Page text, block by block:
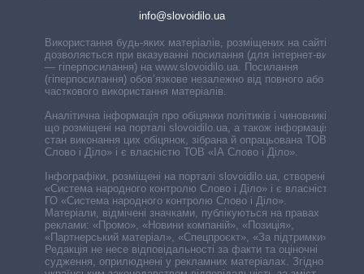
info@slovoidilo.ua
Використання будь-яких матеріалів, розміщених на сайті,
дозволяється при вказуванні посилання (для інтернет-видань
— гіперпосилання) на www.slovoidilo.ua. Посилання
(гіперпосилання) обов’язкове незалежно від повного або
часткового використання матеріалів.
Аналітична інформація про обіцянки політиків і чиновників,
що розміщені на порталі slovoidilo.ua, а також інформація про
стан виконання цих обіцянок, зібрана й опрацьована ТОВ «ІА
Слово і Діло» і є власністю ТОВ «ІА Слово і Діло».
Інфографіки, розміщені на порталі slovoidilo.ua, створені ГО
«Система народного контролю Слово і Діло» і є власністю
ГО «Система народного контролю Слово і Діло».
Матеріали, відмічені значками, публікуються на правах
реклами: «Промо», «Новини компаній», «Позиція»,
«Партнерський матеріал», «Спецпроєкт», «За підтримки».
Редакція не несе відповідальності за факти та оціночні
судження, оприлюднені у рекламних матеріалах. Згідно з